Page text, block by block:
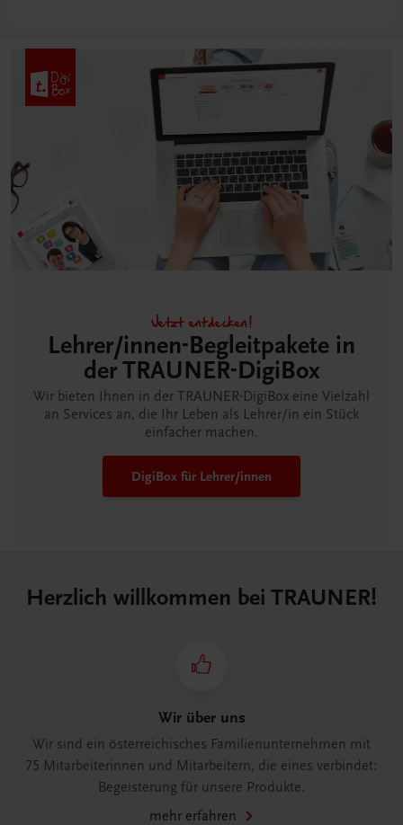
Jetzt entdecken!
Lehrer/innen-Begleitpakete in
der TRAUNER-DigiBox
Wir bieten Ihnen in der TRAUNER-DigiBox eine Vielzahl
an Services an, die Ihr Leben als Lehrer/in ein Stück
einfacher machen.
DigiBox für Lehrer/innen
Herzlich willkommen bei TRAUNER!
Wir über uns
Wir sind ein österreichisches Familienunternehmen mit
75 Mitarbeiterinnen und Mitarbeitern, die eines verbindet:
Begeisterung für unsere Produkte.
mehr erfahren